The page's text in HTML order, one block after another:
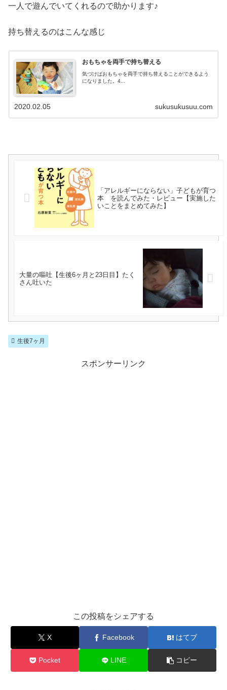
一人で遊んでいてくれるので助かります♪
持ち替えるのはこんな感じ
おもちゃを両手で持ち替える
気づけばおもちゃを両手で持ち替えることができるよう
になりました。4...
sukusukusuu.com
2020.02.05
「アレルギーにならない」子どもが育つ
本 を読んでみた・レビュー【実施した
いことをまとめてみた】
大量の嘔吐【生後6ヶ月と23日目】たく
さん吐いた
生後7ヶ月
スポンサーリンク
この投稿をシェアする
X Facebook はてブ
Pocket LINE コピー